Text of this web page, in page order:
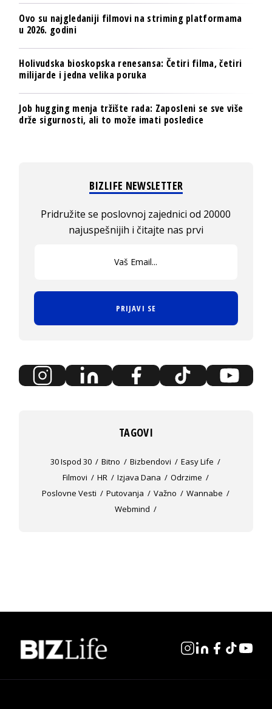
Ovo su najgledaniji filmovi na striming platformama
u 2026. godini
Holivudska bioskopska renesansa: Četiri filma, četiri
milijarde i jedna velika poruka
Job hugging menja tržište rada: Zaposleni se sve više
drže sigurnosti, ali to može imati posledice
BIZLIFE NEWSLETTER
Pridružite se poslovnoj zajednici od 20000
najuspešnijih i čitajte nas prvi
PRIJAVI SE
TAGOVI
30 Ispod 30 Bitno Bizbendovi
Easy Life
Filmovi
HR Izjava Dana
Odrzime
Poslovne Vesti
Putovanja Važno
Wannabe
Webmind